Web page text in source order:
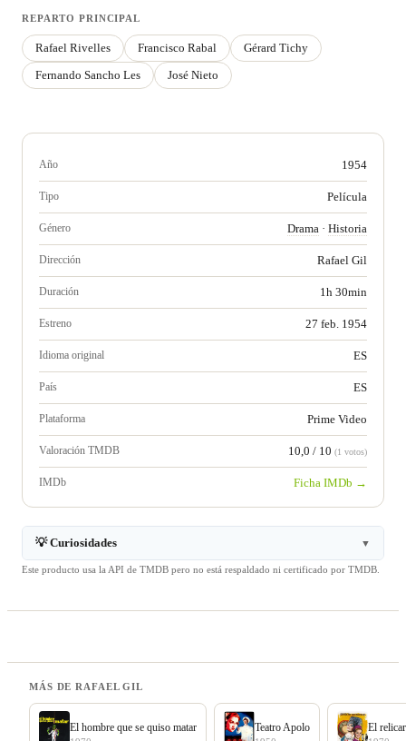
REPARTO PRINCIPAL
Rafael Rivelles Francisco Rabal
Gérard Tichy
Fernando Sancho Les
José Nieto
Año 1954
Tipo Película
Género Drama · Historia
Dirección Rafael Gil
Duración 1h 30min
Estreno 27 feb. 1954
Idioma original ES
País ES
Plataforma Prime Video
Valoración TMDB 10,0 / 10 (1 votos)
IMDb Ficha IMDb →
💡 Curiosidades ▼
Este producto usa la API de TMDB pero no está respaldado ni certificado por TMDB.
MÁS DE RAFAEL GIL
El hombre que se quiso matar Teatro Apolo El